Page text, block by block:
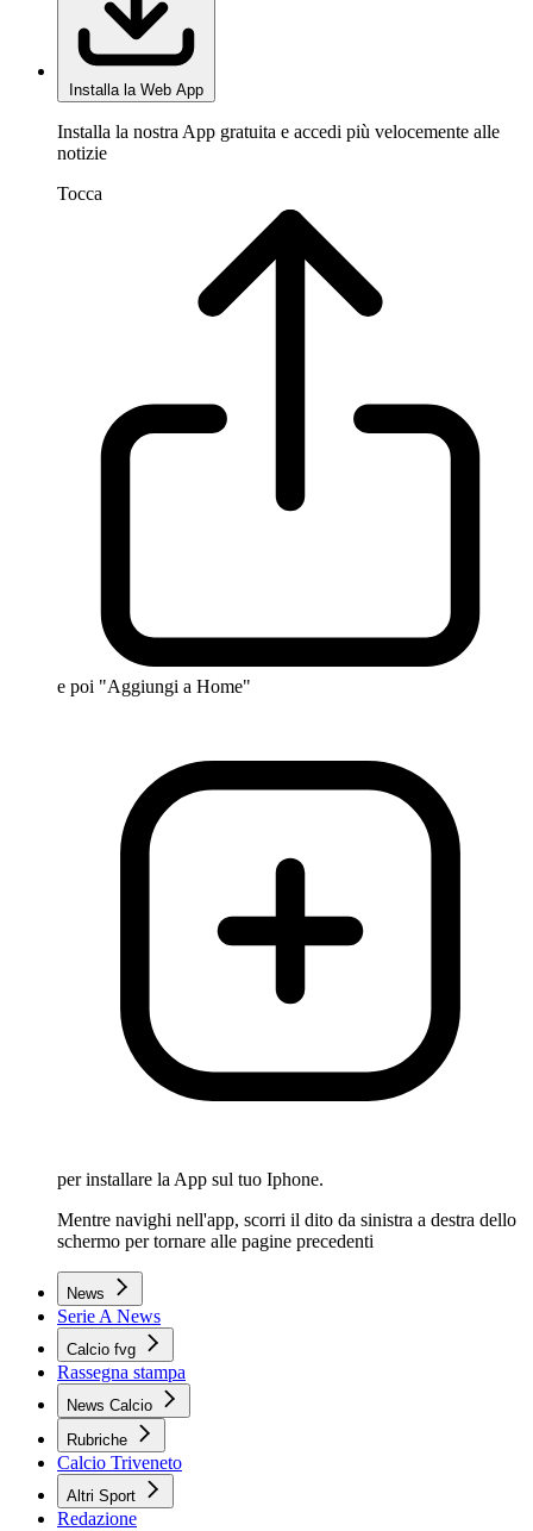
Installa la Web App
Installa la nostra App gratuita e accedi più velocemente alle
notizie
Tocca
e poi "Aggiungi a Home"
per installare la App sul tuo Iphone.
Mentre navighi nell'app, scorri il dito da sinistra a destra dello
schermo per tornare alle pagine precedenti
News
Serie A News
Calcio fvg
Rassegna stampa
News Calcio
Rubriche
Calcio Triveneto
Altri Sport
Redazione